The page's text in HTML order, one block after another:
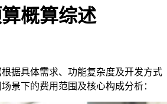
概算综述
据具体需求、功能复杂度及开发方式
景下的费用范围及核心构成分析：